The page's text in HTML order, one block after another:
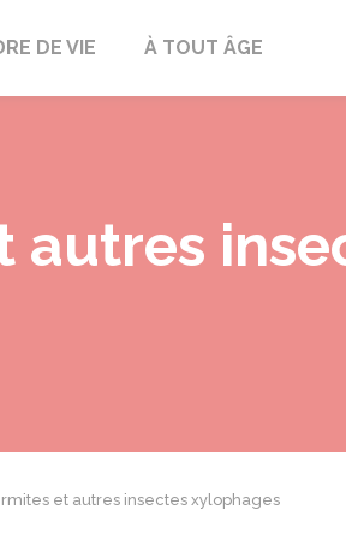
DE VIE À TOUT ÂGE
autres
et autres insectes xylophages